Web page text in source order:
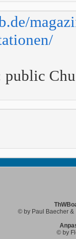
public
© by Paul Baecher &
© by